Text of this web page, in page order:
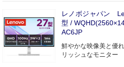
レノボジャパン
型 /
AC6JP
鮮やかな映像美と優
リッシュなモニター